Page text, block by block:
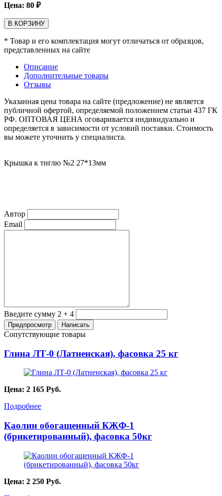
Цена: 80 ₽
В КОРЗИНУ
* Товар и его комплектация могут отличаться от образцов,
представленных на сайте
Описание
Дополнительные товары
Отзывы
Указанная цена товара на сайте (предложение) не является
публичной офертой, определяемой положением статьи 437 ГК
РФ. ОПТОВАЯ ЦЕНА оговаривается индивидуально и
определяется в зависимости от условий поставки. Стоимость
вы можете уточнить у специалиста.
Крышка к тиглю №2 27*13мм
Автор
Email
Введите сумму 2 + 4
Сопутствующие товары
Глина ЛТ-0 (Латненская), фасовка 25 кг
Цена: 2 165 Руб.
Подробнее
Каолин обогащенный КЖФ-1
(брикетированный), фасовка 50кг
Цена: 2 250 Руб.